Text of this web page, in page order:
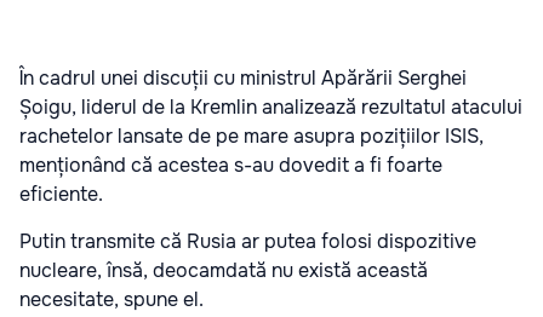
În cadrul unei discuții cu ministrul Apărării Serghei
Șoigu, liderul de la Kremlin analizează rezultatul atacului
rachetelor lansate de pe mare asupra pozițiilor ISIS,
menționând că acestea s-au dovedit a fi foarte
eficiente.
Putin transmite că Rusia ar putea folosi dispozitive
nucleare, însă, deocamdată nu există această
necesitate, spune el.